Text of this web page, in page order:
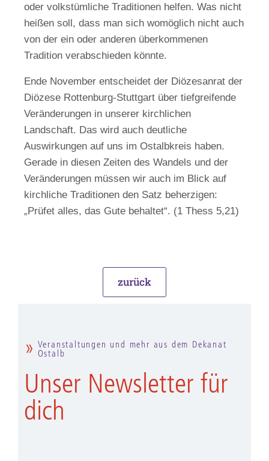
oder volkstümliche Traditionen helfen. Was nicht
heißen soll, dass man sich womöglich nicht auch
von der ein oder anderen überkommenen
Tradition verabschieden könnte.
Ende November entscheidet der Diözesanrat der
Diözese Rottenburg-Stuttgart über tiefgreifende
Veränderungen in unserer kirchlichen
Landschaft. Das wird auch deutliche
Auswirkungen auf uns im Ostalbkreis haben.
Gerade in diesen Zeiten des Wandels und der
Veränderungen müssen wir auch im Blick auf
kirchliche Traditionen den Satz beherzigen:
„Prüfet alles, das Gute behaltet“. (1 Thess 5,21)
zurück
Veranstaltungen und mehr aus dem Dekanat
Ostalb
Unser Newsletter für
dich